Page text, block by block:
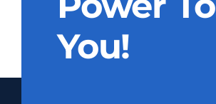
You!